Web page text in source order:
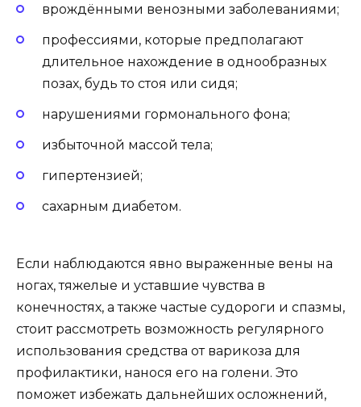
врождёнными венозными заболеваниями;
профессиями, которые предполагают
длительное нахождение в однообразных
позах, будь то стоя или сидя;
нарушениями гормонального фона;
избыточной массой тела;
гипертензией;
сахарным диабетом.
Если наблюдаются явно выраженные вены на
ногах, тяжелые и уставшие чувства в
конечностях, а также частые судороги и спазмы,
стоит рассмотреть возможность регулярного
использования средства от варикоза для
профилактики, нанося его на голени. Это
поможет избежать дальнейших осложнений,